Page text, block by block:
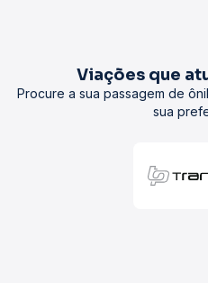
Viações que
Procure a sua passagem de
sua